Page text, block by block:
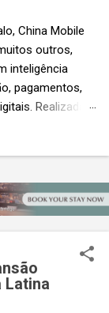
China Mobile
outros,
inteligência
pagamentos,
Realizada
A Travel Tech
no Sands
moldam o futuro
presença de
principais
Latina